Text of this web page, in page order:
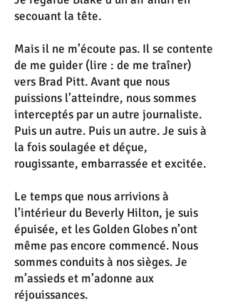
secouant la tête.
Mais il ne m’écoute pas. Il se contente
de me guider (lire : de me traîner)
vers Brad Pitt. Avant que nous
puissions l’atteindre, nous sommes
interceptés par un autre journaliste.
Puis un autre. Puis un autre. Je suis à
la fois soulagée et déçue,
rougissante, embarrassée et excitée.
Le temps que nous arrivions à
l’intérieur du Beverly Hilton, je suis
épuisée, et les Golden Globes n’ont
même pas encore commencé. Nous
sommes conduits à nos sièges. Je
m’assieds et m’adonne aux
réjouissances.